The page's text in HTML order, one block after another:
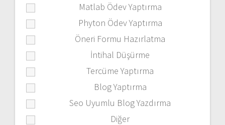
Matlab Ödev Yaptırma
Phyton Ödev Yaptırma
Öneri Formu Hazırlatma
İntihal Düşürme
Tercüme Yaptırma
Blog Yaptırma
Seo Uyumlu Blog Yazdırma
Diğer